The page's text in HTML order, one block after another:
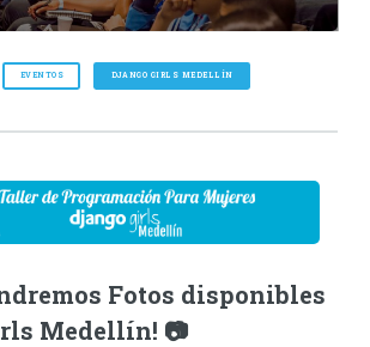
EVENTOS DJANGO GIRLS MEDELLÍN
Fotos disponibles
Medellín! 📷